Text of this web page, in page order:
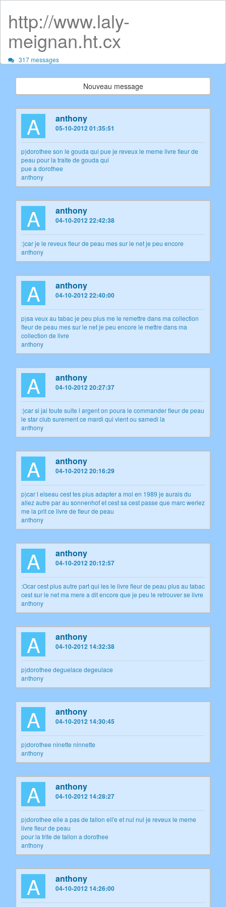
http://www.laly-
meignan.ht.cx
317 messages
Nouveau message
A anthony
05-10-2012 01:35:51
p)dorothee son le gouda qui pue je reveux le meme livre fleur de
peau pour la traite de gouda qui
pue a dorothee
anthony
A anthony
04-10-2012 22:42:38
:)car je le reveux fleur de peau mes sur le net je peu encore
anthony
A anthony
04-10-2012 22:40:00
p)sa veux au tabac je peu plus me le remettre dans ma collection
fleur de peau mes sur le net je peu encore le mettre dans ma
collection de livre
anthony
A anthony
04-10-2012 20:27:37
:)car si jai toute suite l argent on poura le commander fleur de peau
le star club surement ce mardi qui vient ou samedi la
anthony
A anthony
04-10-2012 20:16:29
p)car l elseau cest tes plus adapter a moi en 1989 je aurais du
allez autre par au sonnenhof et cest sa cest passe que marc werlez
me la prit ce livre de fleur de peau
anthony
A anthony
04-10-2012 20:12:57
:Ocar cest plus autre part qui les le livre fleur de peau plus au tabac
cest sur le net ma mere a dit encore que je peu le retrouver se livre
anthony
A anthony
04-10-2012 14:32:38
p)dorothee deguelace degeulace
anthony
A anthony
04-10-2012 14:30:45
p)dorothee ninette ninnette
anthony
A anthony
04-10-2012 14:28:27
p)dorothee elle a pas de tallon ell'e et nul nul je reveux le meme
livre fleur de peau
pour la trite de tallon a dorothee
anthony
A anthony
04-10-2012 14:26:00